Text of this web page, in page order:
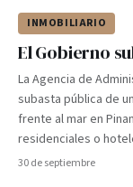
INMOBILIARIO
El Gobierno
La Agencia de
subasta pública de
frente al mar en
residenciales o
30 de septiembre